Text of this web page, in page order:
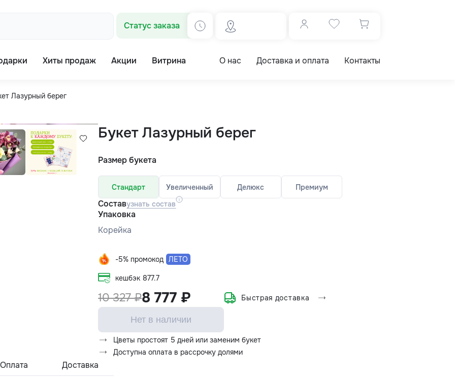
Статус заказа
Хиты продаж Акции Витрина О нас Доставка и оплата Контакты
Лазурный берег
Букет Лазурный берег
Размер букета
Стандарт Увеличенный Делюкс Премиум
Составузнать состав
Упаковка
Корейка
-5% промокод ЛЕТО
кешбэк 877.7
10 327 ₽8 777 ₽ Быстрая доставка
Нет в наличии
Цветы простоят 5 дней или заменим букет
Доступна оплата в рассрочку долями
Оплата Доставка